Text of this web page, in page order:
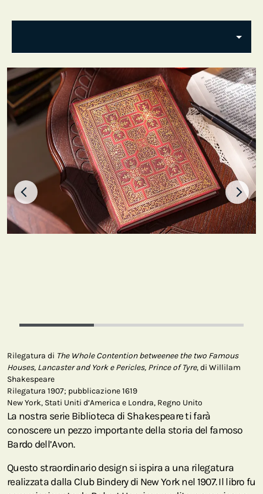
Rilegatura di The Whole Contention betweenee the two Famous
Houses, Lancaster and York e Pericles, Prince of Tyre, di Willilam
Shakespeare
Rilegatura 1907; pubblicazione 1619
New York, Stati Uniti d’America e Londra, Regno Unito
La nostra serie Biblioteca di Shakespeare ti farà
conoscere un pezzo importante della storia del famoso
Bardo dell’Avon.
Questo straordinario design si ispira a una rilegatura
realizzata dalla Club Bindery di New York nel 1907. Il libro fu